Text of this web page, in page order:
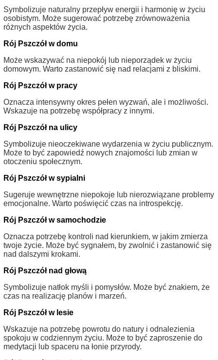
Symbolizuje naturalny przepływ energii i harmonię w życiu
osobistym. Może sugerować potrzebę zrównoważenia
różnych aspektów życia.
Rój Pszczół w domu
Może wskazywać na niepokój lub nieporządek w życiu
domowym. Warto zastanowić się nad relacjami z bliskimi.
Rój Pszczół w pracy
Oznacza intensywny okres pełen wyzwań, ale i możliwości.
Wskazuje na potrzebę współpracy z innymi.
Rój Pszczół na ulicy
Symbolizuje nieoczekiwane wydarzenia w życiu publicznym.
Może to być zapowiedź nowych znajomości lub zmian w
otoczeniu społecznym.
Rój Pszczół w sypialni
Sugeruje wewnętrzne niepokoje lub nierozwiązane problemy
emocjonalne. Warto poświęcić czas na introspekcję.
Rój Pszczół w samochodzie
Oznacza potrzebę kontroli nad kierunkiem, w jakim zmierza
twoje życie. Może być sygnałem, by zwolnić i zastanowić się
nad dalszymi krokami.
Rój Pszczół nad głową
Symbolizuje natłok myśli i pomysłów. Może być znakiem, że
czas na realizację planów i marzeń.
Rój Pszczół w lesie
Wskazuje na potrzebę powrotu do natury i odnalezienia
spokoju w codziennym życiu. Może to być zaproszenie do
medytacji lub spaceru na łonie przyrody.